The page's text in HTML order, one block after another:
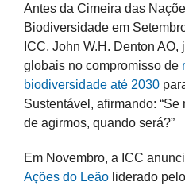
Antes da Cimeira das
Biodiversidade em
ICC, John W.H. Denton
globais no compromisso de
biodiversidade até 2030
Sustentável, afirmando:
de agirmos, quando será?”
Em Novembro, a ICC
Ações do Leãoliderado